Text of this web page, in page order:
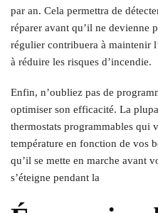
par an. Cela permettra de
réparer avant qu’il ne devienne
régulier contribuera à maintenir
à réduire les risques d’incendie.
Enfin, n’oubliez pas de
optimiser son efficacité. La
thermostats programmables qui
température en fonction de vos
qu’il se mette en marche avant
s’éteigne pendant la